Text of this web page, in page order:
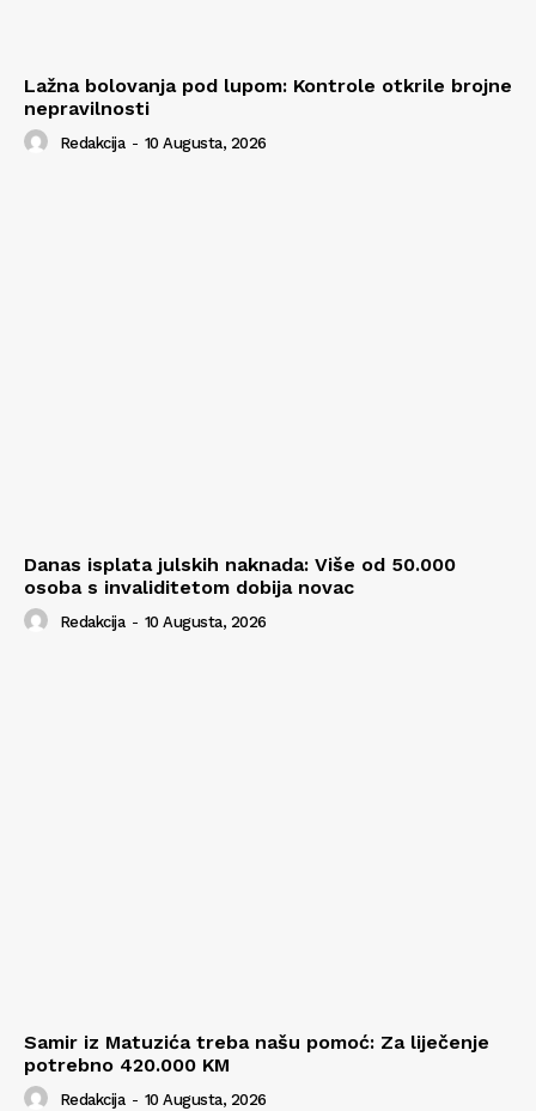
Lažna bolovanja pod lupom: Kontrole otkrile brojne
nepravilnosti
Redakcija - 10 Augusta, 2026
Danas isplata julskih naknada: Više od 50.000
osoba s invaliditetom dobija novac
Redakcija - 10 Augusta, 2026
Samir iz Matuzića treba našu pomoć: Za liječenje
potrebno 420.000 KM
Redakcija - 10 Augusta, 2026